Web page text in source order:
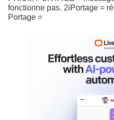
fonctionne pas. 2iPortage =
Portage =